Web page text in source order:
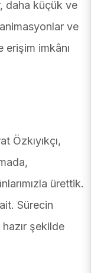
daha küçük ve
ve
erişim imkânı
Özkıyıkçı,
ürettik.
Sürecin
şekilde